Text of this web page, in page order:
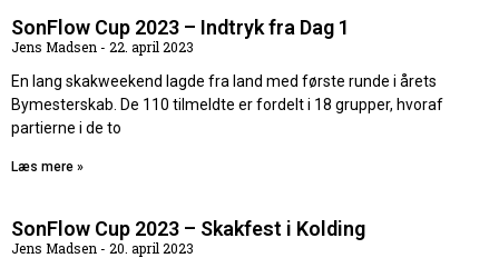
SonFlow Cup 2023 – Indtryk fra Dag 1
Jens Madsen
22. april 2023
En lang skakweekend lagde fra land med første runde i årets
Bymesterskab. De 110 tilmeldte er fordelt i 18 grupper, hvoraf
partierne i de to
Læs mere »
SonFlow Cup 2023 – Skakfest i Kolding
Jens Madsen
20. april 2023